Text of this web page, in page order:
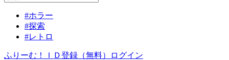
#ホラー
#探索
#レトロ
ふりーむ！ＩＤ登録（無料） ログイン